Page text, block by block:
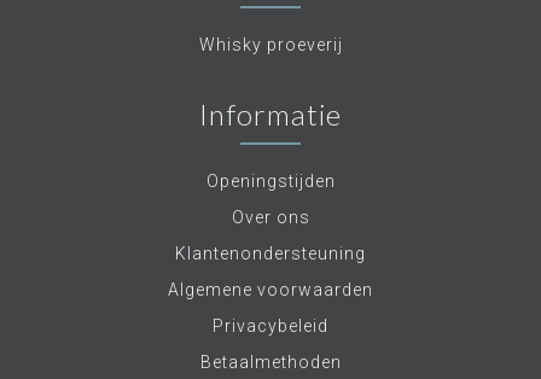
Whisky proeverij
Informatie
Openingstijden
Over ons
Klantenondersteuning
Algemene voorwaarden
Privacybeleid
Betaalmethoden